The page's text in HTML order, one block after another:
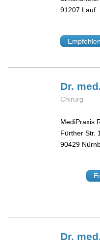
91207 Lauf
Empfehlen
Dr.
Chirurg
MediPraxis
Fürther Str.
90429
Dr.